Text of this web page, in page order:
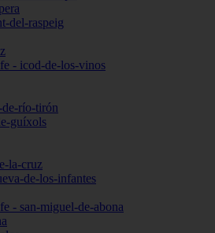
del-raspeig
- icod-de-los-vinos
río-tirón
guíxols
la-cruz
de-los-infantes
- san-miguel-de-abona